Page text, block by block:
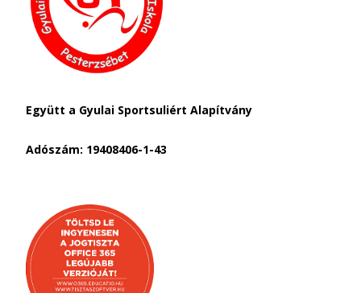
Együtt a Gyulai Sportsuliért Alapítvány
Adószám: 19408406-1-43